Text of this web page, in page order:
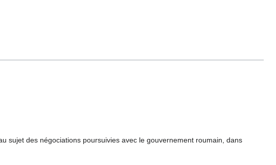
sujet des négociations poursuivies avec le gouvernement roumain, dans